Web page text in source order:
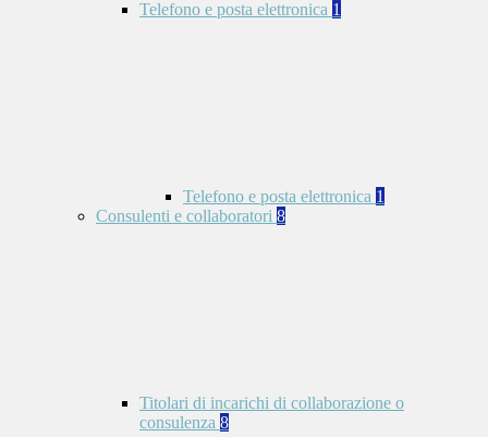
Telefono e posta elettronica 1
Telefono e posta elettronica 1
Consulenti e collaboratori 8
Titolari di incarichi di collaborazione o
consulenza 8